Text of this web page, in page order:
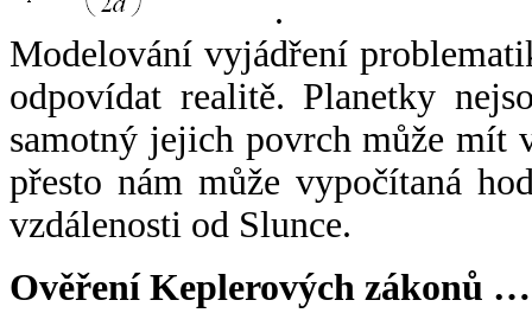
.
Modelování vyjádření
odpovídat realitě. Planetky
samotný jejich povrch může mít
přesto nám může vypočítaná
vzdálenosti od Slunce.
Ověření Keplerových zákonů …